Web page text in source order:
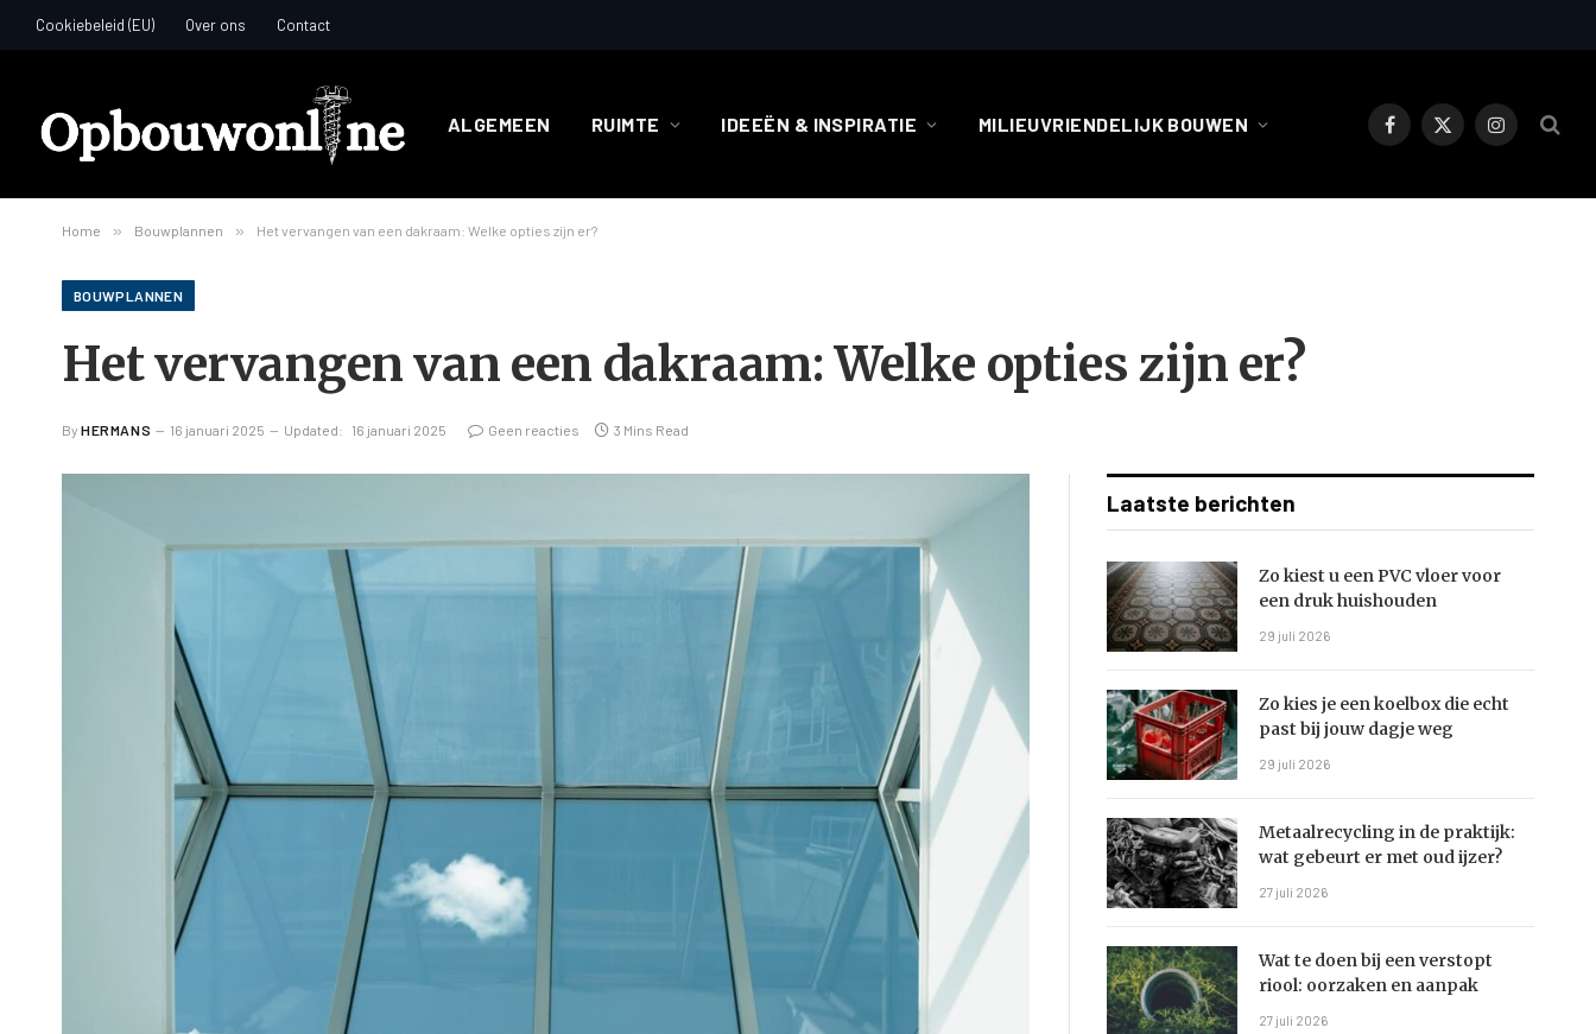
Cookiebeleid (EU) Over ons Contact
ALGEMEEN RUIMTE IDEEËN & INSPIRATIE MILIEUVRIENDELIJK BOUWEN Facebook
X
Instagram
Home » Bouwplannen » Het vervangen van een dakraam: Welke opties zijn er?
BOUWPLANNEN
Het vervangen van een dakraam: Welke opties zijn er?
By HERMANS 16 januari 2025 Updated: 16 januari 2025 Geen reacties 3 Mins Read
Laatste berichten
Zo kiest u een PVC vloer voor
een druk huishouden
29 juli 2026
Zo kies je een koelbox die echt
past bij jouw dagje weg
29 juli 2026
Metaalrecycling in de praktijk:
wat gebeurt er met oud ijzer?
27 juli 2026
Wat te doen bij een verstopt
riool: oorzaken en aanpak
27 juli 2026